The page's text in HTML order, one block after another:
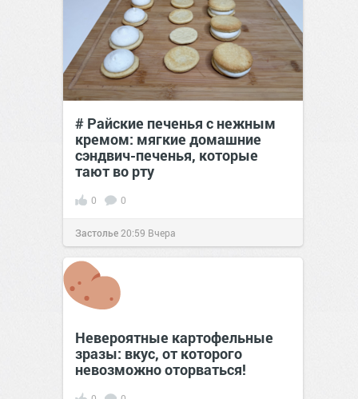
# Райские печенья с нежным
кремом: мягкие домашние
сэндвич-печенья, которые
тают во рту
0 0
Застолье 20:59 Вчера
Невероятные картофельные
зразы: вкус, от которого
невозможно оторваться!